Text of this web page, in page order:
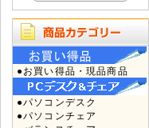
●お買い得品・現品商品
●パソコンデスク
●パソコンチェア